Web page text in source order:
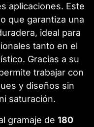
aplicaciones. Este
que garantiza una
ideal para
tanto en el
Gracias a su
trabajar con
y diseños sin
saturación.
gramaje de 180